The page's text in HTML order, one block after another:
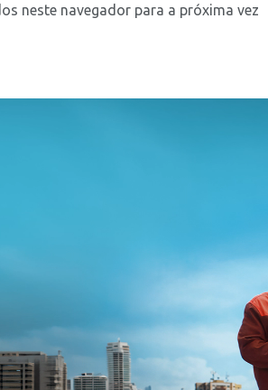
neste navegador para a próxima vez